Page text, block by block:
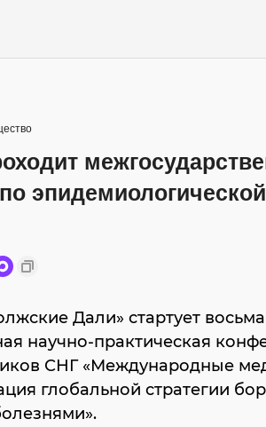
эпидемиологической
Дали» стартует
научно-практическая
СНГ «Международные
глобальной стратегии